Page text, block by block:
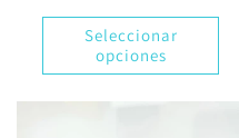
Seleccionar
opciones